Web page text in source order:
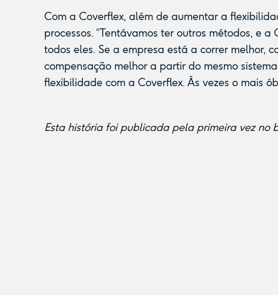
Com a Coverflex, além de aumentar a
processos. “Tentávamos ter outros métodos, e
todos eles. Se a empresa está a correr melhor,
compensação melhor a partir do mesmo
flexibilidade com a Coverflex. Às vezes o mais
Esta história foi publicada pela primeira vez no